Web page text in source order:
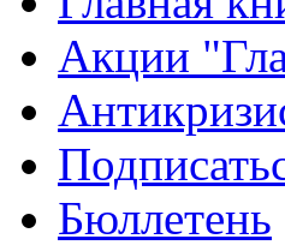
Акции
Бюллетень